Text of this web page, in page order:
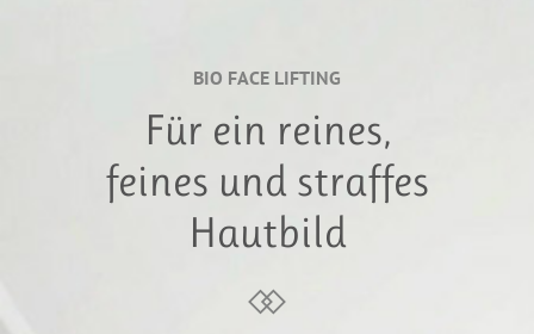
BIO FACE LIFTING
Für ein reines,
feines und straffes
Hautbild